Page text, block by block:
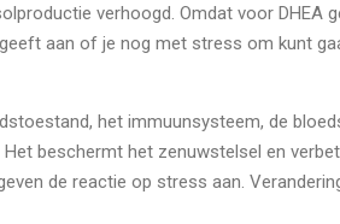
verhoogd. Omdat voor DHEA
aan of je nog met stress om kunt
het immuunsysteem, de
beschermt het zenuwstelsel en
de reactie op stress aan.